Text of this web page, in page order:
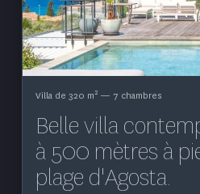
Villa de 320 m2— 7 chambres
Belle villa
à 500 mètres à
plage d'Agosta.